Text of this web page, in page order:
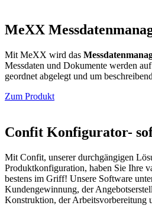
MeXX
Mit MeXX wird das
Messdaten und Dokumente werden
geordnet abgelegt und um
Zum Produkt
Confit Konfigurator-
Mit Confit, unserer durchgängigen
Produktkonfiguration, haben Sie Ihre
bestens im Griff! Unsere Software
Kundengewinnung, der
Konstruktion, der Arbeitsvorbereitung